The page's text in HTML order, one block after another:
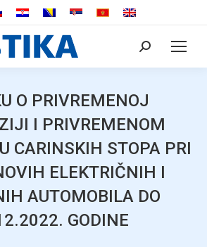
Search:
O PRIVREMENOJ
I PRIVREMENOM
CARINSKIH STOPA PRI
ELEKTRIČNIH I
AUTOMOBILA DO
GODINE